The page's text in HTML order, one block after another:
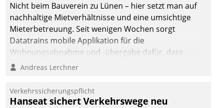
Nicht beim Bauverein zu Lünen – hier setzt man auf
nachhaltige Mietverhältnisse und eine umsichtige
Mieterbetreuung. Seit wenigen Wochen sorgt
Datatrains mobile Applikation für die
Wohnungsabnahme und -übergabe dafür, dass
Mieter wohlgeordnet kommen und, so es sein muss,
Andreas Lerchner
Verkehrssicherungspflicht
Hanseat sichert Verkehrswege neu